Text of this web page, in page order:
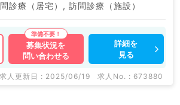
診療（居宅）, 訪問診療（施設）
募集状況を
問い合わせる
詳細を
見る
求人更新日 : 2025/06/19 求人No. : 673880